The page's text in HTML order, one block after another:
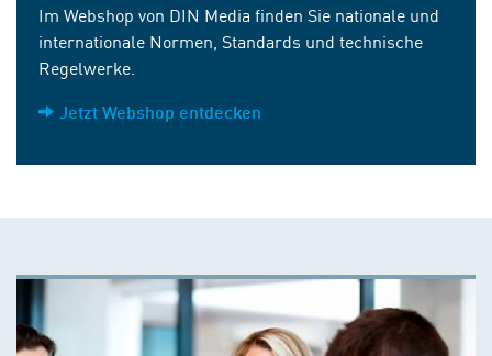
Im Webshop von DIN Media finden Sie nationale und
internationale Normen, Standards und technische
Regelwerke.
Jetzt Webshop entdecken